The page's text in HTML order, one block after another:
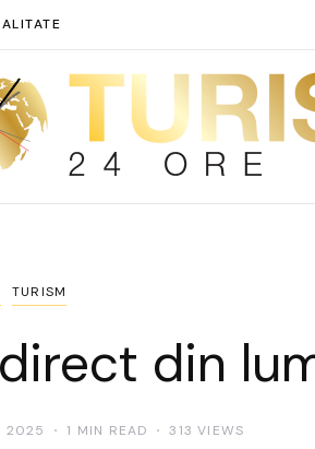
TURISM
din
2025 1 MIN READ 313 VIEWS